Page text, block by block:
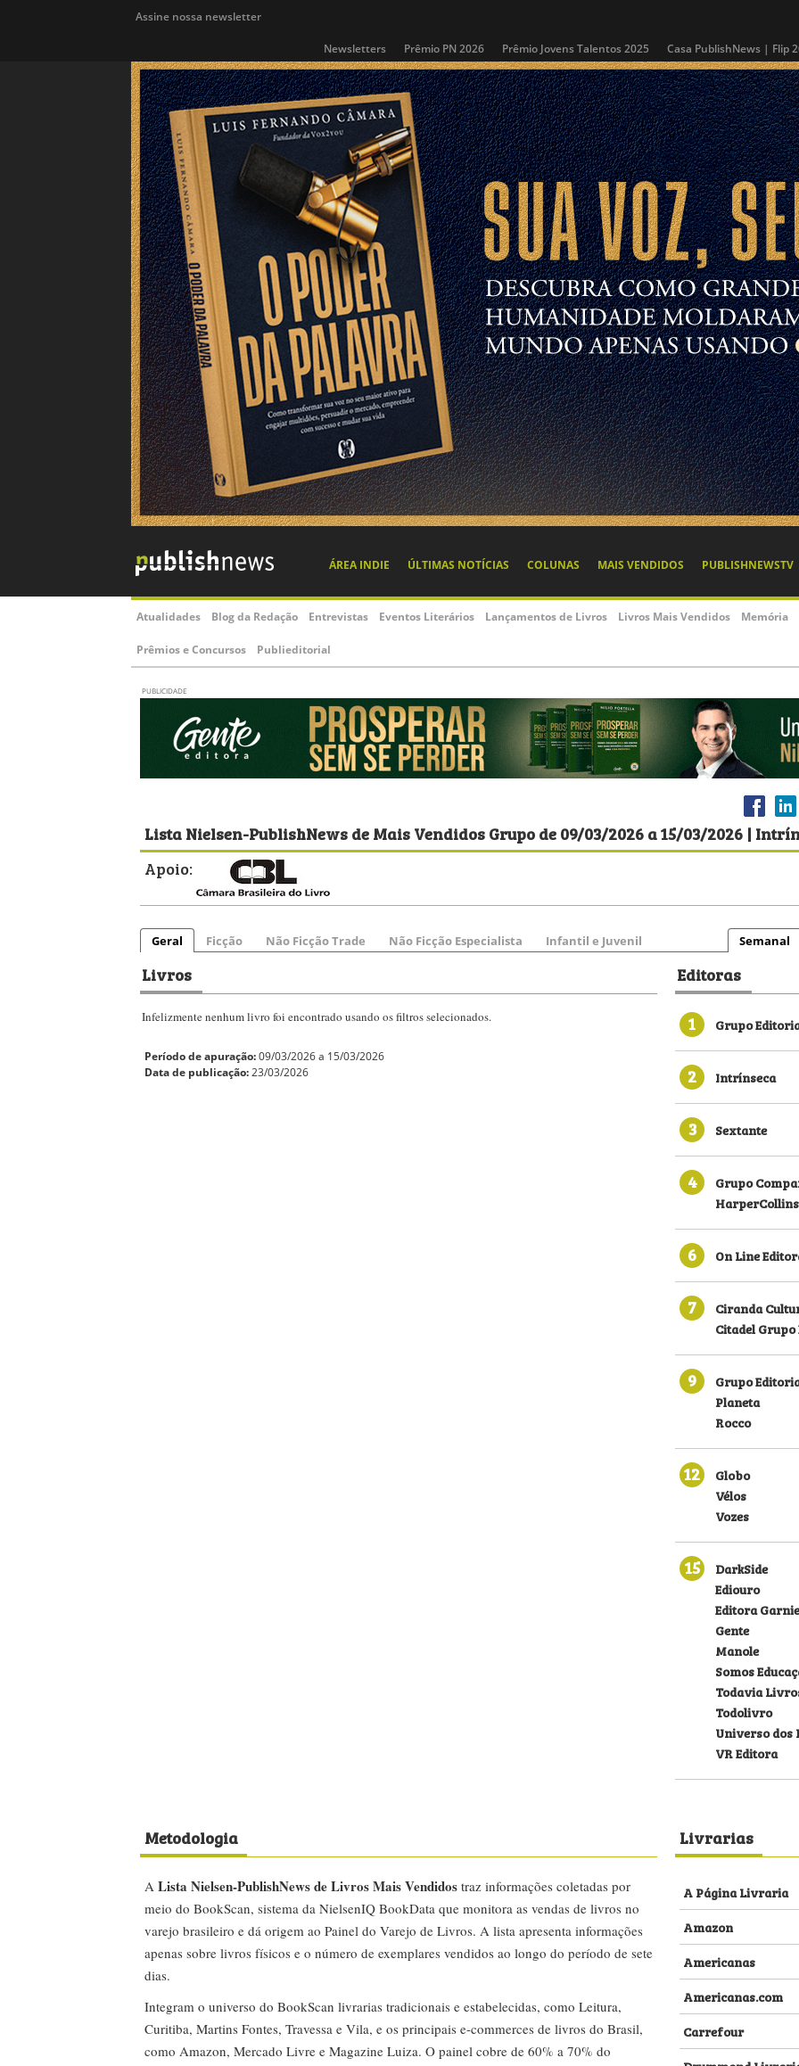
Assine nossa newsletter
Newsletters Prêmio PN 2026 Prêmio Jovens Talentos 2025 Casa PublishNews | Flip
ÁREA INDIE ÚLTIMAS NOTÍCIAS COLUNAS MAIS VENDIDOS PUBLISHNEWSTV
Atualidades Blog da Redação Entrevistas Eventos Literários Lançamentos de Livros Livros Mais Vendidos Memória
Prêmios e Concursos Publieditorial
PUBLICIDADE
Lista Nielsen-PublishNews de Mais Vendidos Grupo de 09/03/2026 a 15/03/2026 |
Apoio:
Geral Ficção Não Ficção Trade Não Ficção Especialista Infantil e Juvenil Semanal
Livros
Infelizmente nenhum livro foi encontrado usando os filtros selecionados.
Período de apuração:09/03/2026 a 15/03/2026
Data de publicação:23/03/2026
Editoras
1
Grupo
2 Intrínseca
3 Sextante
4
Grupo
6 On Line
7
Ciranda
Citadel
9
Grupo
Planeta
Rocco
12
Globo
Vélos
Vozes
15
DarkSide
Ediouro
Editora
Gente
Manole
Somos
Todavia
Todolivro
Universo dos
VR Editora
Metodologia
A Lista Nielsen-PublishNews de Livros Mais Vendidos traz informações coletadas por
meio do BookScan, sistema da NielsenIQ BookData que monitora as vendas de livros no
varejo brasileiro e dá origem ao Painel do Varejo de Livros. A lista apresenta informações
apenas sobre livros físicos e o número de exemplares vendidos ao longo do período de sete
dias.
Integram o universo do BookScan livrarias tradicionais e estabelecidas, como Leitura,
Curitiba, Martins Fontes, Travessa e Vila, e os principais e-commerces de livros do Brasil,
como Amazon, Mercado Livre e Magazine Luiza. O painel cobre de 60% a 70% do
Livrarias
A Página Livraria
Amazon
Americanas
Americanas.com
Carrefour